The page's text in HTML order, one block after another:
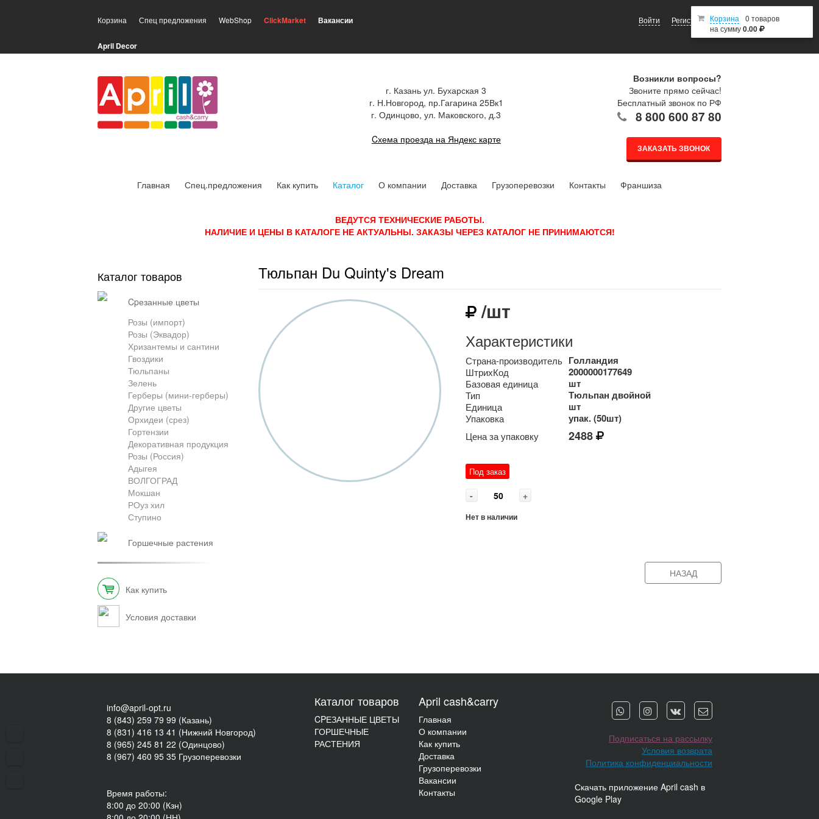
Корзина Спец предложения WebShop ClickMarket Вакансии
April Decor
Войти Регистрация
г. Казань ул. Бухарская 3
г. Н.Новгород, пр.Гагарина 25Вк1
г. Одинцово, ул. Маковского, д.3
Cхема проезда на Яндекс карте
Возникли вопросы?
Звоните прямо сейчас!
Бесплатный звонок по РФ
8 800 600 87 80
ЗАКАЗАТЬ ЗВОНОК
Главная Спец.предложения Как купить Каталог О компании Доставка Грузоперевозки Контакты Франшиза
ВЕДУТСЯ ТЕХНИЧЕСКИЕ РАБОТЫ.
НАЛИЧИЕ И ЦЕНЫ В КАТАЛОГЕ НЕ АКТУАЛЬНЫ. ЗАКАЗЫ ЧЕРЕЗ КАТАЛОГ НЕ ПРИНИМАЮТСЯ!
Корзина
0 товаров
на сумму0.00
Каталог товаров
cpезанные цветы
Розы (импорт)
Розы (Эквадор)
Хризантемы и сантини
Гвоздики
Тюльпаны
Зелень
Герберы (мини-герберы)
Другие цветы
Орхидеи (срез)
Гортензии
Декоративная продукция
Розы (Россия)
Адыгея
ВОЛГОГРАД
Мокшан
РОуз хил
Ступино
горшечные растения
Как купить
Условия доставки
Тюльпан Du Quinty's Dream
/шт
Характеристики
Страна-производитель Голландия
ШтрихКод 2000000177649
Базовая единица шт
Тип Тюльпан двойной
Единица шт
Упаковка упак. (50шт)
Цена за упаковку 2488
Под заказ
- +
Нет в наличии
НАЗАД
info@april-opt.ru
8 (843) 259 79 99 (Казань)
8 (831) 416 13 41 (Нижний Новгород)
8 (965) 245 81 22 (Одинцово)
8 (967) 460 95 35 Грузоперевозки
Время работы:
8:00 до 20:00 (Кзн)
Каталог товаров
CPЕЗАННЫЕ ЦВЕТЫ
ГОРШЕЧНЫЕ
РАСТЕНИЯ
April cash&carry
Главная
О компании
Как купить
Доставка
Грузоперевозки
Вакансии
Контакты
Подписаться на рассылку
Условия возврата
Политика конфиденциальности
Скачать приложение April cash в
Google Play